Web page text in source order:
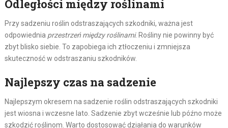
Odległości między roślinami
Przy sadzeniu roślin odstraszających szkodniki, ważna jest
odpowiednia przestrzeń między roślinami. Rośliny nie powinny być
zbyt blisko siebie. To zapobiega ich ztłoczeniu i zmniejsza
skuteczność w odstraszaniu szkodników.
Najlepszy czas na sadzenie
Najlepszym okresem na sadzenie roślin odstraszających szkodniki
jest wiosna i wczesne lato. Sadzenie zbyt wcześnie lub późno może
szkodzić roślinom. Warto dostosować działania do warunków